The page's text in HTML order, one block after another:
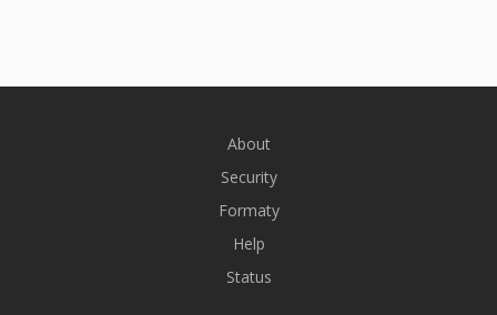
About
Security
Formaty
Help
Status